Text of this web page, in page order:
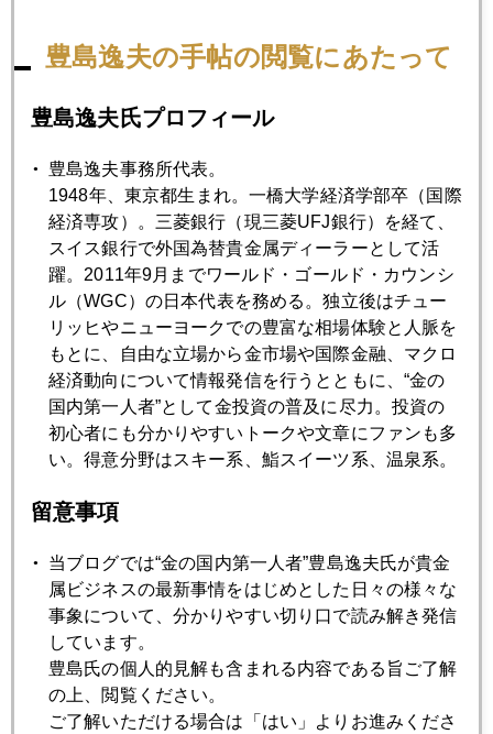
マガーリ同様に、こちら「らく山」でも、ブログ読者が全国
から続々来てると大将夫婦が言ってたよ。
紅葉の季節の京都はおっそろしいほどの凄い人出。それもガ
イジン。ただ、今年の紅葉は異常気象で外れの年。残念でし
豊島逸夫の手帖の閲覧にあたって
豊島逸夫氏プロフィール
豊島逸夫事務所代表。
1948年、東京都生まれ。一橋大学経済学部卒（国際
経済専攻）。三菱銀行（現三菱UFJ銀行）を経て、
スイス銀行で外国為替貴金属ディーラーとして活
躍。2011年9月までワールド・ゴールド・カウンシ
ル（WGC）の日本代表を務める。独立後はチュー
リッヒやニューヨークでの豊富な相場体験と人脈を
もとに、自由な立場から金市場や国際金融、マクロ
経済動向について情報発信を行うとともに、“金の
国内第一人者”として金投資の普及に尽力。投資の
初心者にも分かりやすいトークや文章にファンも多
い。得意分野はスキー系、鮨スイーツ系、温泉系。
留意事項
当ブログでは“金の国内第一人者”豊島逸夫氏が貴金
属ビジネスの最新事情をはじめとした日々の様々な
事象について、分かりやすい切り口で読み解き発信
しています。
豊島氏の個人的見解も含まれる内容である旨ご了解
の上、閲覧ください。
ご了解いただける場合は「はい」よりお進みくださ